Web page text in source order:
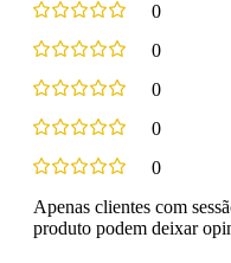
0
0
0
0
0
Apenas clientes com
produto podem deixar